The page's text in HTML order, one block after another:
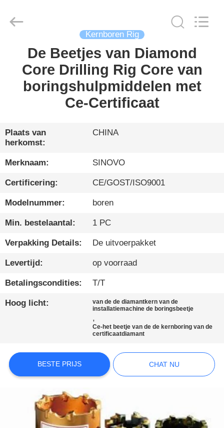
HUIS
PRODUCTEN
SHOW
ONGEVEER
ONS
KWALITEITSCONTROLE
COMPANY
SITEMAP
Heavy
Industry
Kernboren Rig
De Beetjes van Diamond
Core Drilling Rig Core van
boringshulpmiddelen met
Ce-Certificaat
Plaats van
herkomst:
CHINA
Merknaam: SINOVO
Certificering: CE/GOST/ISO9001
Modelnummer: boren
Min. bestelaantal: 1 PC
Verpakking Details: De uitvoerpakket
Levertijd: op voorraad
Betalingscondities: T/T
Hoog licht:
van de de diamantkern van de
installatiemachine de boringsbeetje
,
Ce-het beetje van de de kernboring van de
certificaatdiamant
BESTE PRIJS CHAT NU